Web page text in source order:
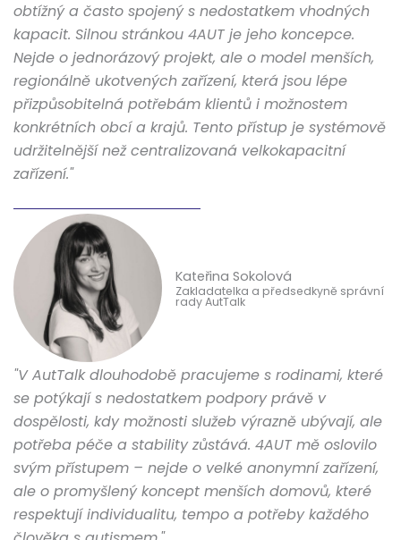
obtížný a často spojený s nedostatkem vhodných
kapacit. Silnou stránkou 4AUT je jeho koncepce.
Nejde o jednorázový projekt, ale o model menších,
regionálně ukotvených zařízení, která jsou lépe
přizpůsobitelná potřebám klientů i možnostem
konkrétních obcí a krajů. Tento přístup je systémově
udržitelnější než centralizovaná velkokapacitní
zařízení."
Kateřina Sokolová
Zakladatelka a předsedkyně správní
rady AutTalk
"V AutTalk dlouhodobě pracujeme s rodinami, které
se potýkají s nedostatkem podpory právě v
dospělosti, kdy možnosti služeb výrazně ubývají, ale
potřeba péče a stability zůstává. 4AUT mě oslovilo
svým přístupem – nejde o velké anonymní zařízení,
ale o promyšlený koncept menších domovů, které
respektují individualitu, tempo a potřeby každého